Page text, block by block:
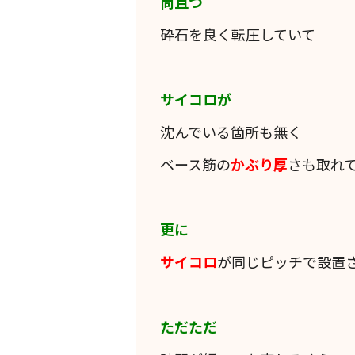
砕石を良く転圧していて
サイコロが
沈んでいる箇所も無く
ベース筋のかぶり厚さも取れ
更に
サイコロが同じピッチで設置
ただただ